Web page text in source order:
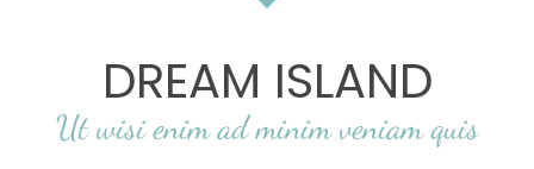
DREAM ISLAND
Ut wisi enim ad minim veniam quis